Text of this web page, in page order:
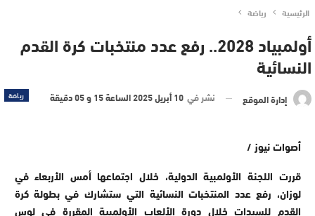
الرئيسية رياضة
أولمبياد 2028.. رفع عدد منتخبات كرة القدم
النسائية
رياضة إدارة الموقع نشر في 10 أبريل 2025 الساعة 15 و 05 دقيقة
أصوات نيوز /
قررت اللجنة الأولمبية الدولية، خلال اجتماعها أمس الأربعاء في
لوزان، رفع عدد المنتخبات النسائية التي ستشارك في بطولة كرة
القدم للسيدات خلال دورة الألعاب الأولمبية المقررة في لوس